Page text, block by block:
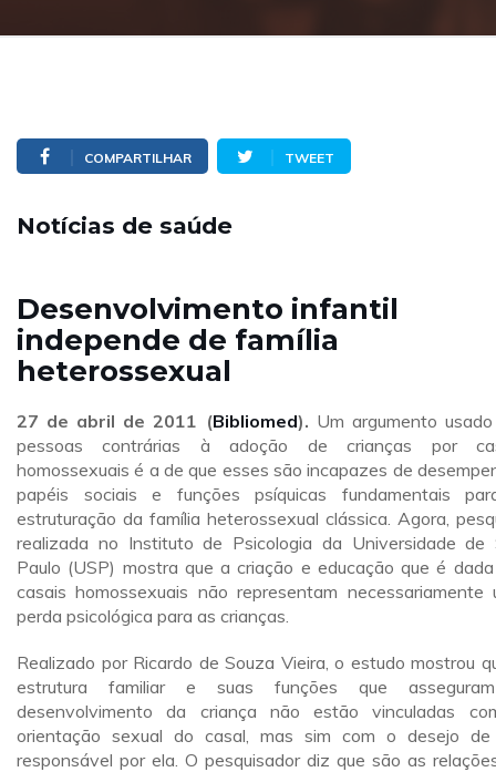
COMPARTILHAR TWEET
Notícias de saúde
Desenvolvimento infantil
independe de família
heterossexual
27 de abril de 2011 (Bibliomed). Um argumento
pessoas contrárias à adoção de crianças por
homossexuais é a de que esses são incapazes de
papéis sociais e funções psíquicas fundamentais
estruturação da família heterossexual clássica. Agora,
realizada no Instituto de Psicologia da Universidade de
Paulo (USP) mostra que a criação e educação que é
casais homossexuais não representam necessariamente
perda psicológica para as crianças.
Realizado por Ricardo de Souza Vieira, o estudo mostrou
estrutura familiar e suas funções que
desenvolvimento da criança não estão vinculadas
orientação sexual do casal, mas sim com o desejo
responsável por ela. O pesquisador diz que são as